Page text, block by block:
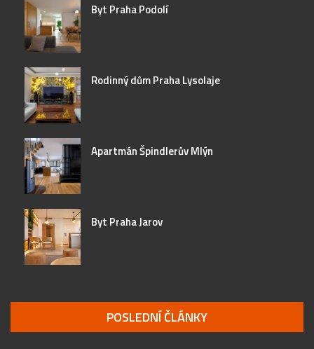
Byt Praha Podolí
Rodinný dům Praha Lysolaje
Apartmán Špindlerův Mlýn
Byt Praha Jarov
POSLEDNÍ ČLÁNKY